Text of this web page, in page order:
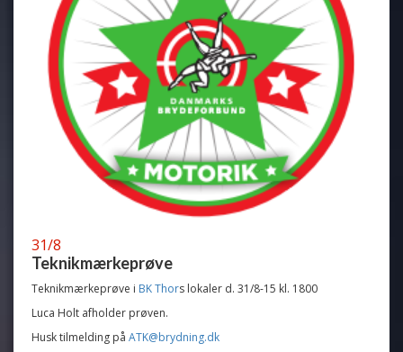
31/8
Teknikmærkeprøve
Teknikmærkeprøve i BK Thors lokaler d. 31/8-15 kl. 1800
Luca Holt afholder prøven.
Husk tilmelding på ATK@brydning.dk